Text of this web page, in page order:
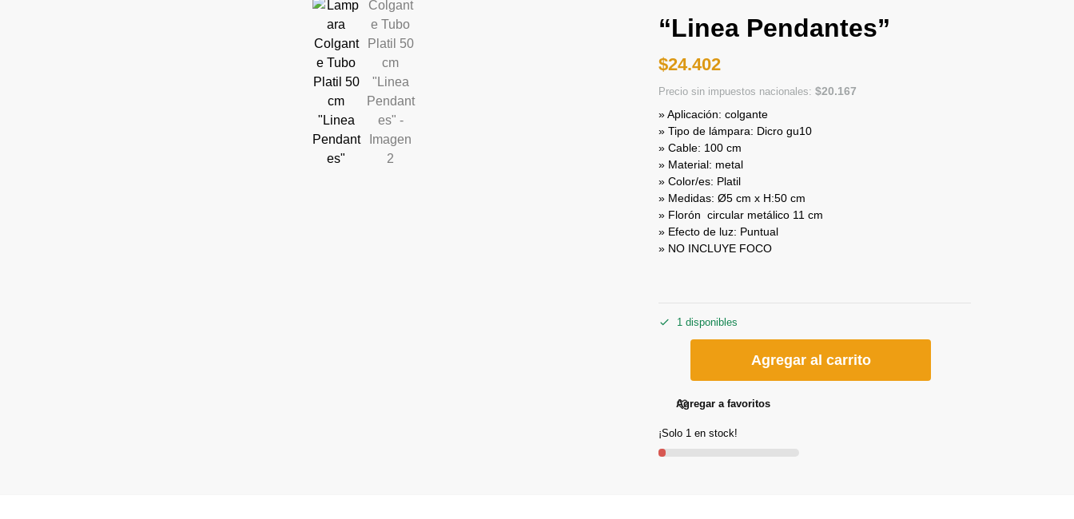
“Linea Pendantes”
$24.402
Precio sin impuestos nacionales:$20.167
» Aplicación: colgante
» Tipo de lámpara: Dicro gu10
» Cable: 100 cm
» Material: metal
» Color/es: Platil
» Medidas: Ø5 cm x H:50 cm
» Florón circular metálico 11 cm
» Efecto de luz: Puntual
» NO INCLUYE FOCO
1 disponibles
Agregar al carrito
Agregar a favoritos
¡Solo 1 en stock!